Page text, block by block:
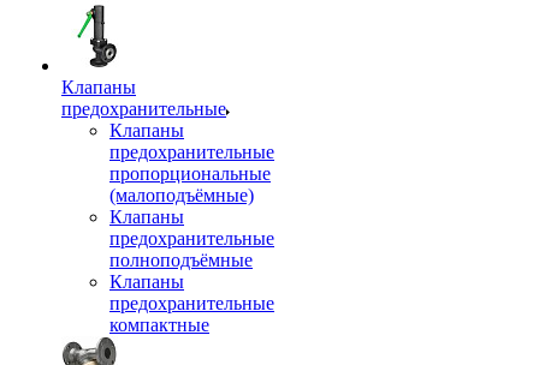
Клапаны
предохранительные
Клапаны
предохранительные
пропорциональные
(малоподъёмные)
Клапаны
предохранительные
полноподъёмные
Клапаны
предохранительные
компактные